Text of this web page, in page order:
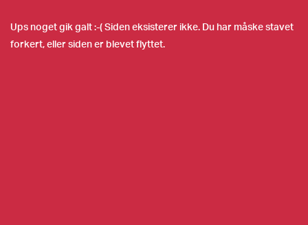
Ups noget gik galt :-( Siden eksisterer ikke. Du har måske stavet
forkert, eller siden er blevet flyttet.